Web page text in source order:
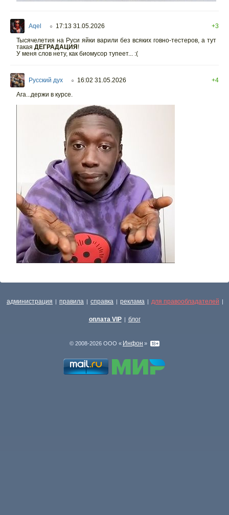
Aqel ○ 17:13 31.05.2026
+3
Тысячелетия на Руси яйки варили без всяких говно-тестеров, а тут
такая ДЕГРАДАЦИЯ !
У меня слов нету, как биомусор тупеет... :(
Русский дух ○ 16:02 31.05.2026
+4
Ага...держи в курсе.
администрация | правила | справка | реклама | для правообладателей |
оплата VIP | блог
© 2008-2026 ООО « Инфон »